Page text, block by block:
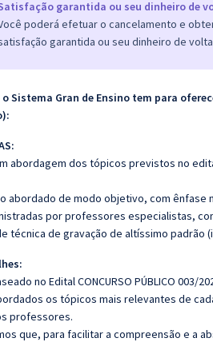
garantida ou seu dinheiro de
poderá efetuar o cancelamento e
garantida ou seu dinheiro de
o Sistema Gran de Ensino tem para
abordagem dos tópicos previstos no
abordado de modo objetivo, com ênfase
por professores especialistas,
técnica de gravação de altíssimo padrão
no Edital CONCURSO PÚBLICO 003/
os tópicos mais relevantes de
professores.
que, para facilitar a compreensão e a